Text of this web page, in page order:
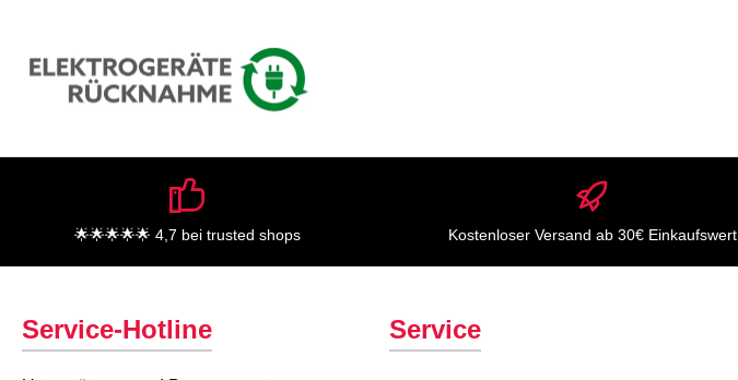
🌟🌟🌟🌟🌟 4,7 bei trusted shops Kostenloser Versand ab 30€ Einkaufswert
Service-Hotline Service